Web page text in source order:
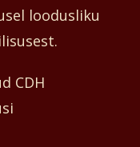
loodusliku
CDH